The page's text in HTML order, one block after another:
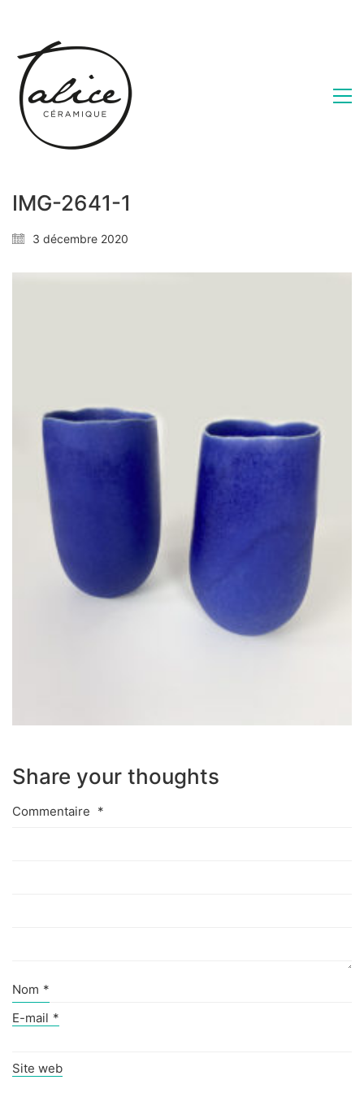
IMG-2641-1
3 décembre 2020
Share your thoughts
Commentaire *
Nom *
E-mail *
Site web